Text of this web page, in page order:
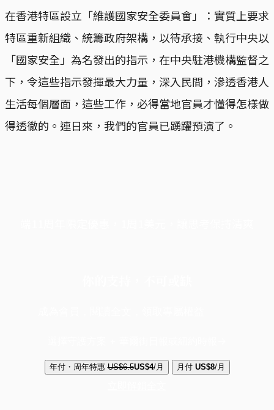
在香港特區設立「維護國家安全委員會」：實質上要求
特區重新組織、統籌政府架構，以待承接、執行中央以
「國家安全」為名發出的指示，在中央駐港機構監督之
下，令這些指示發揮最大力量，深入民間，滲透香港人
生活每個層面，這些工作，必得當地官員才懂得怎樣做
得透徹的。連日來，我們的官員已踴躍預演了。
年付・周年特惠 US$6.5US$4/月 月付 US$8/月